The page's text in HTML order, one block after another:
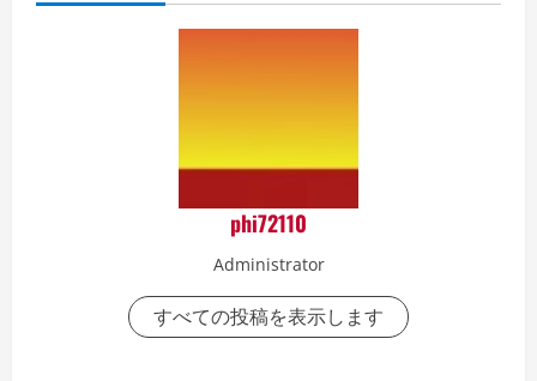
phi72110
Administrator
すべての投稿を表示します